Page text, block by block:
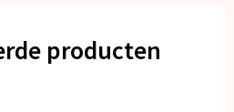
producten